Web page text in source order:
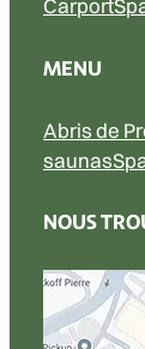
Carport
MENU
Abris de
saunas
NOUS